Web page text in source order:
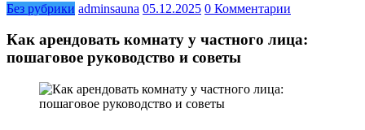
Без рубрики adminsauna 05.12.2025 0 Комментарии
Как арендовать комнату у частного лица:
пошаговое руководство и советы